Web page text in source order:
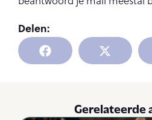
Delen:
Gerelateerde